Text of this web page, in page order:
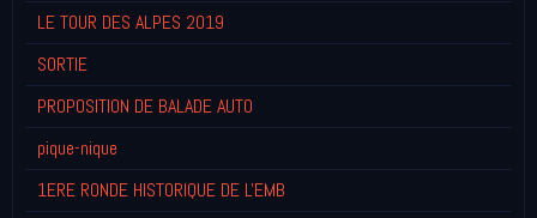
LE TOUR DES ALPES 2019
SORTIE
PROPOSITION DE BALADE AUTO
pique-nique
1ERE RONDE HISTORIQUE DE L'EMB